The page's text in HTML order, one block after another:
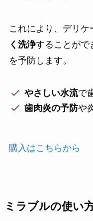
これにより、デリケ
く洗浄することがで
を予防します。
やさしい水流で
歯肉炎の予防や
購入はこちらから
ミラブルの使い